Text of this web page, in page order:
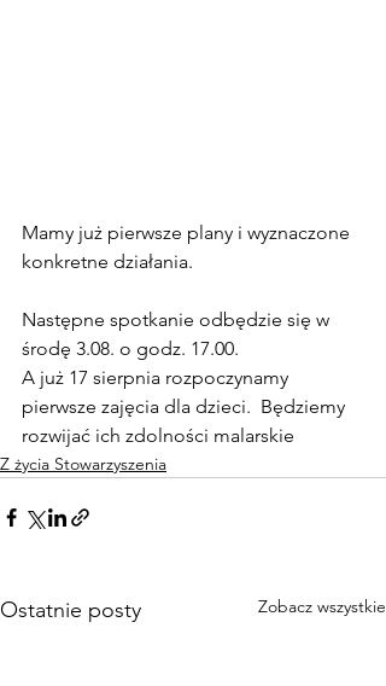
Mamy już pierwsze plany i wyznaczone
konkretne działania.
Następne spotkanie odbędzie się w
środę 3.08. o godz. 17.00.
A już 17 sierpnia rozpoczynamy
pierwsze zajęcia dla dzieci.  Będziemy
rozwijać ich zdolności malarskie
Z życia Stowarzyszenia
Ostatnie posty Zobacz wszystkie